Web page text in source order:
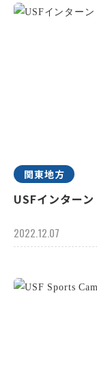
関東地方
USFインター
2022.12.07